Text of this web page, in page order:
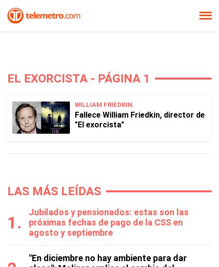
EL EXORCISTA - PÁGINA 1
WILLIAM FRIEDKIN.
Fallece William Friedkin, director de
"El exorcista"
LAS MÁS LEÍDAS
Jubilados y pensionados: estas son las
próximas fechas de pago de la CSS en
agosto y septiembre
"En diciembre no hay ambiente para dar